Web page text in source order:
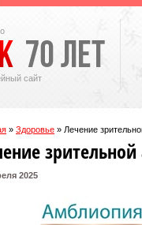
сайт
» Здоровье » Лечение
2025